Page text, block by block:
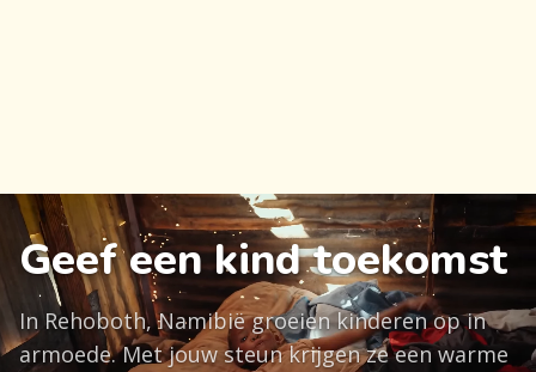
Geef een kind toekomst
In Rehoboth, Namibië groeien kinderen op in
armoede. Met jouw steun krijgen ze een warme